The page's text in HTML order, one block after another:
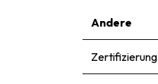
Andere
Zertifizierung